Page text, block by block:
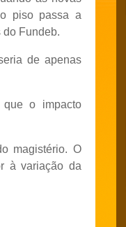
piso passa a
do Fundeb.
de apenas
que o impacto
magistério. O
à variação da